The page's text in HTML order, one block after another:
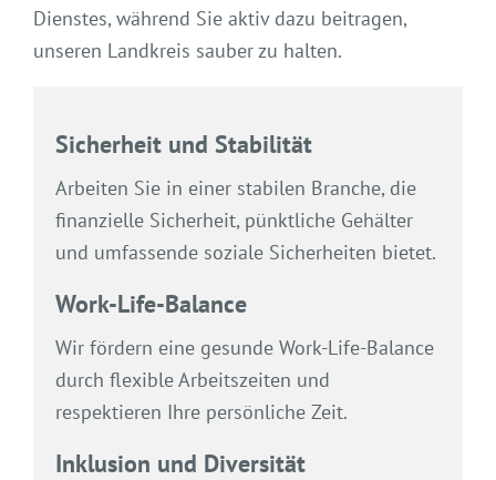
Dienstes, während Sie aktiv dazu beitragen,
unseren Landkreis sauber zu halten.
Sicherheit und Stabilität
Arbeiten Sie in einer stabilen Branche, die
finanzielle Sicherheit, pünktliche Gehälter
und umfassende soziale Sicherheiten bietet.
Work-Life-Balance
Wir fördern eine gesunde Work-Life-Balance
durch flexible Arbeitszeiten und
respektieren Ihre persönliche Zeit.
Inklusion und Diversität